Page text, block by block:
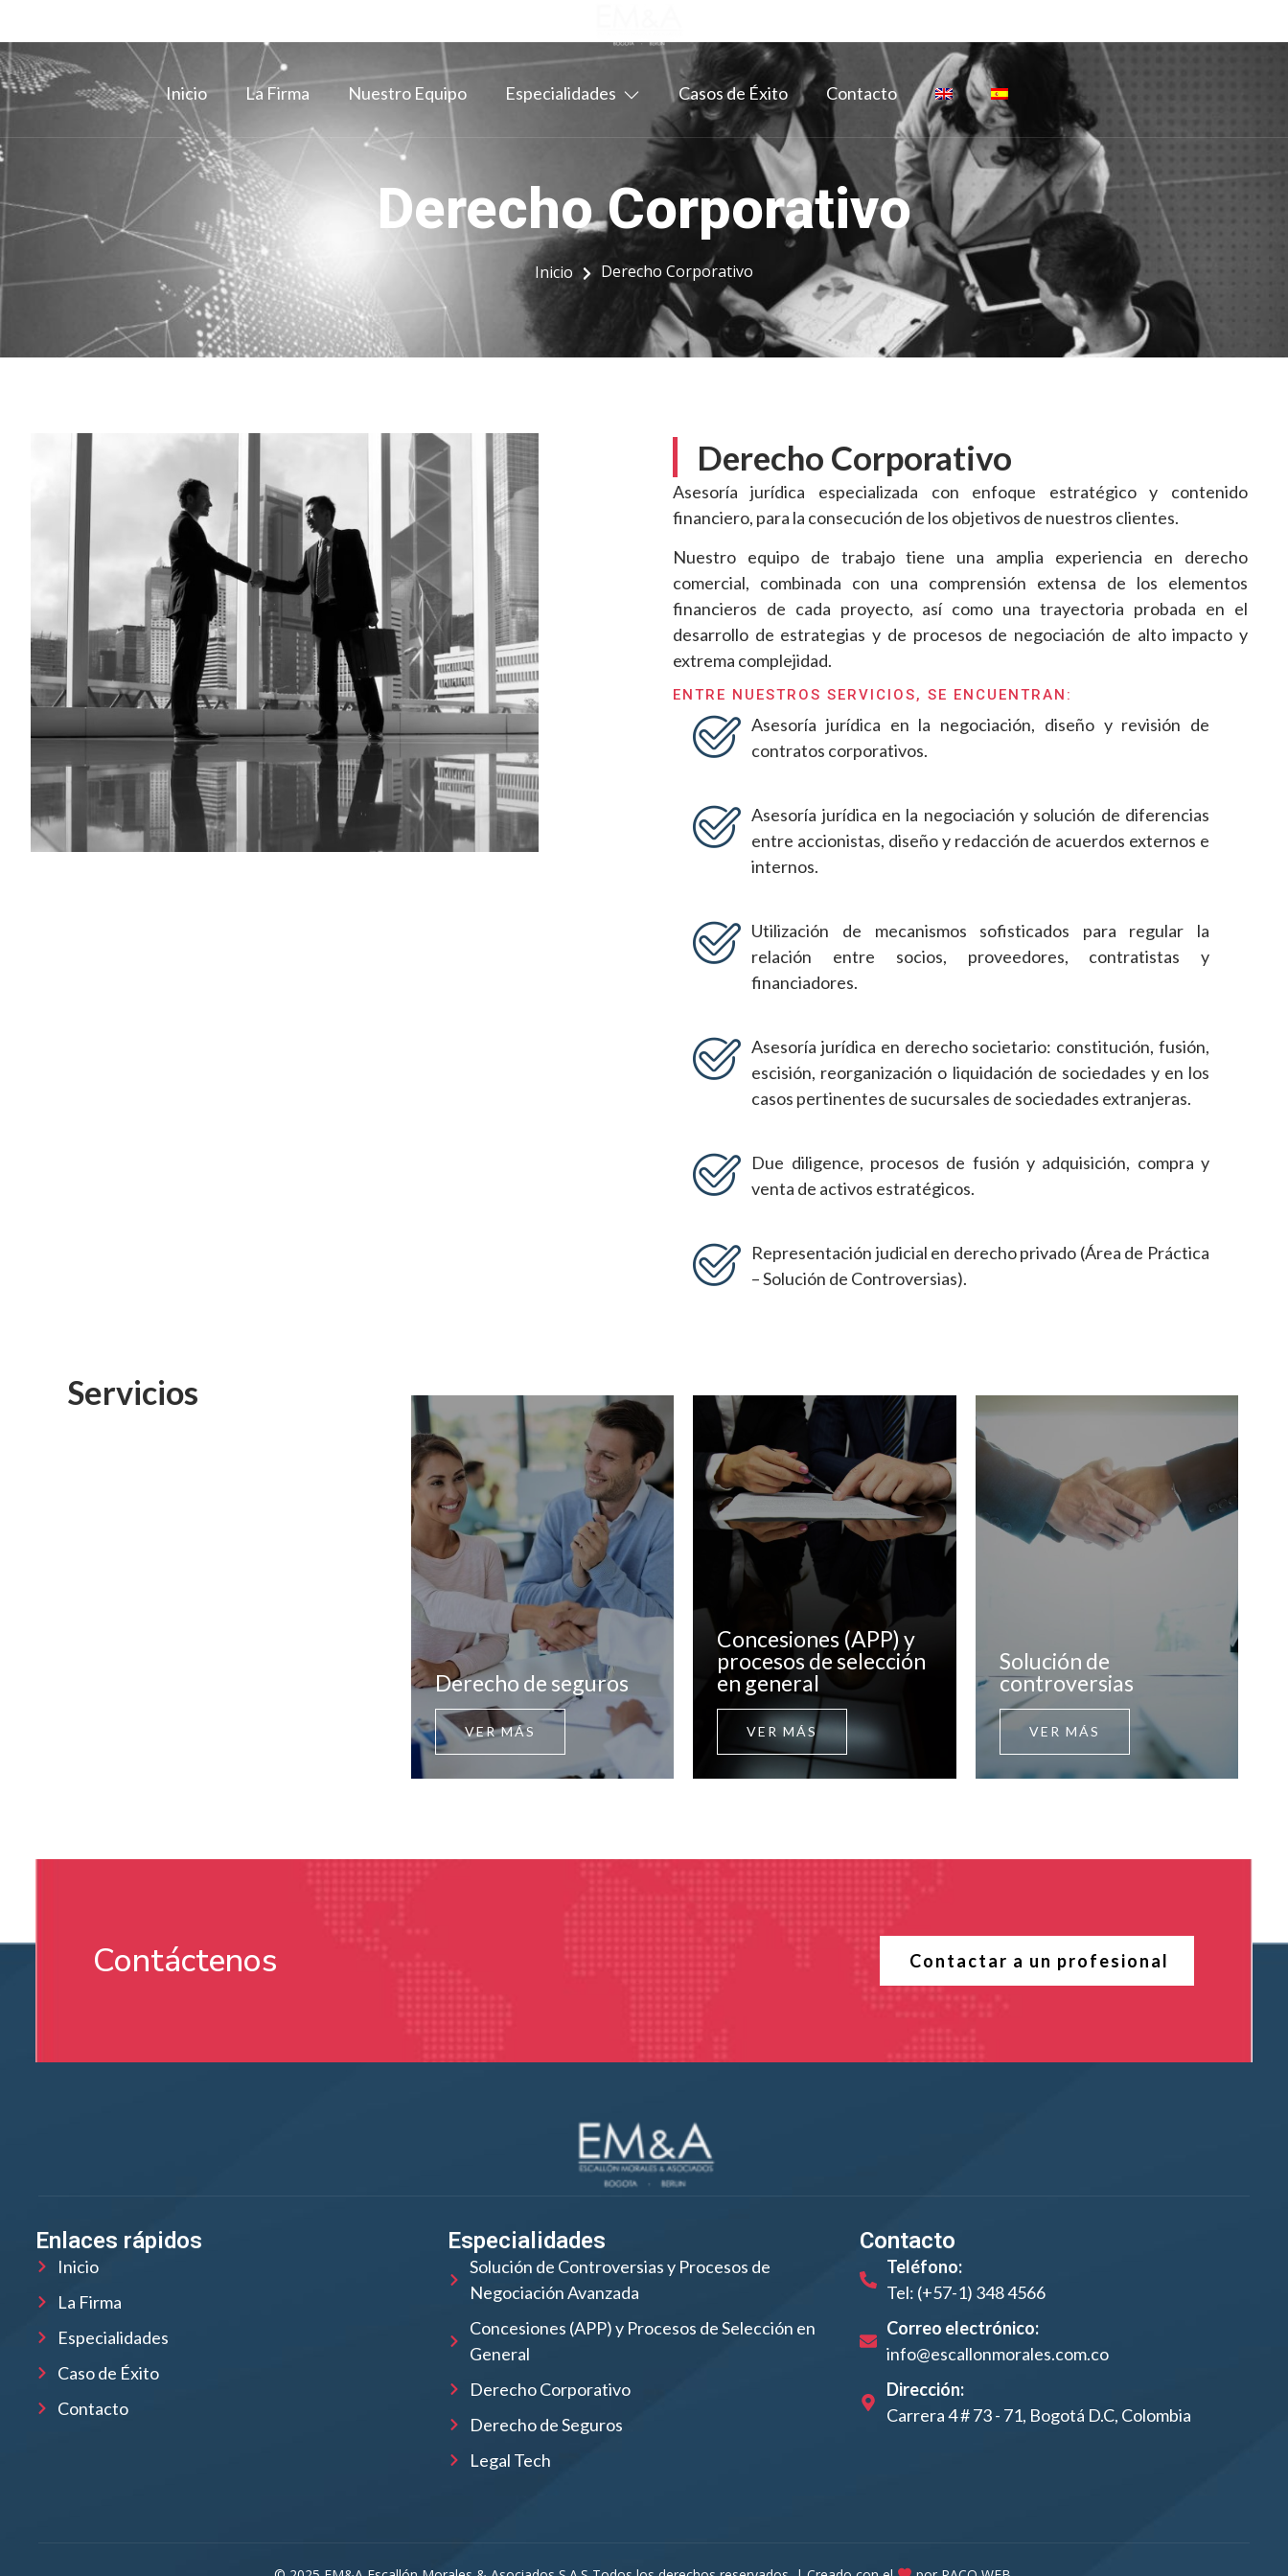
Inicio La Firma Nuestro Equipo Especialidades Casos de Éxito Contacto
Derecho Corporativo
Inicio Derecho Corporativo
Derecho Corporativo
Asesoría jurídica especializada con enfoque estratégico y contenido
financiero, para la consecución de los objetivos de nuestros clientes.
Nuestro equipo de trabajo tiene una amplia experiencia en derecho
comercial, combinada con una comprensión extensa de los elementos
financieros de cada proyecto, así como una trayectoria probada en el
desarrollo de estrategias y de procesos de negociación de alto impacto y
extrema complejidad.
ENTRE NUESTROS SERVICIOS, SE ENCUENTRAN:
Asesoría jurídica en la negociación, diseño y revisión de
contratos corporativos.
Asesoría jurídica en la negociación y solución de diferencias
entre accionistas, diseño y redacción de acuerdos externos e
internos.
Utilización de mecanismos sofisticados para regular la
relación entre socios, proveedores, contratistas y
financiadores.
Asesoría jurídica en derecho societario: constitución, fusión,
escisión, reorganización o liquidación de sociedades y en los
casos pertinentes de sucursales de sociedades extranjeras.
Due diligence, procesos de fusión y adquisición, compra y
venta de activos estratégicos.
Representación judicial en derecho privado (Área de Práctica
– Solución de Controversias).
Servicios
Derecho de seguros
VER MÁS
Concesiones (APP) y
procesos de selección
en general
VER MÁS
Solución de
controversias
VER MÁS
Contáctenos Contactar a un profesional
Enlaces rápidos
Inicio
La Firma
Especialidades
Caso de Éxito
Contacto
Especialidades
Solución de Controversias y Procesos de
Negociación Avanzada
Concesiones (APP) y Procesos de Selección en
General
Derecho Corporativo
Derecho de Seguros
Legal Tech
Contacto
Teléfono:
Tel: (+57-1) 348 4566
Correo electrónico:
info@escallonmorales.com.co
Dirección:
Carrera 4 # 73 - 71, Bogotá D.C, Colombia